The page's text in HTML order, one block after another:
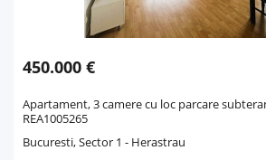
450.000 €
Apartament, 3 camere cu loc parcare
REA1005265
Bucuresti, Sector 1 - Herastrau